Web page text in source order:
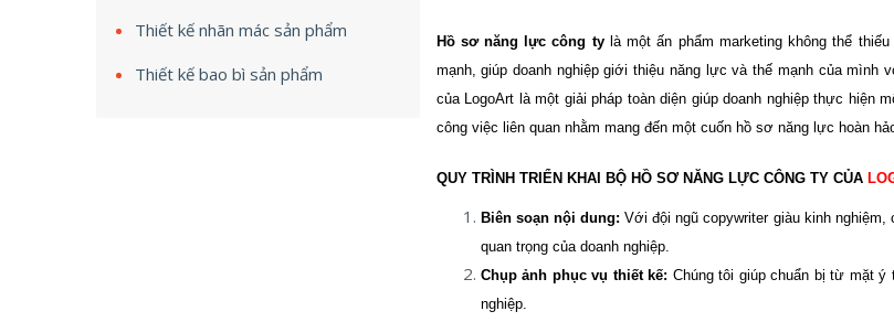
Hồ sơ năng lực công tylà một ấn phẩm marketing không thể
mạnh, giúp doanh nghiệp giới thiệu năng lực và thế mạnh của
của LogoArt là một giải pháp toàn diện giúp doanh nghiệp thực hiện
công việc liên quan nhằm mang đến một cuốn hồ sơ năng lực hoàn
QUY TRÌNH TRIỂN KHAI BỘ HỒ SƠ NĂNG LỰC CÔNG TY CỦA
Biên soạn nội dung: Với đội ngũ copywriter giàu kinh
quan trọng của doanh nghiệp.
Chụp ảnh phục vụ thiết kế: Chúng tôi giúp chuẩn bị từ mặt
nghiệp.
Thiết kế nhãn mác sản phẩm
Thiết kế bao bì sản phẩm